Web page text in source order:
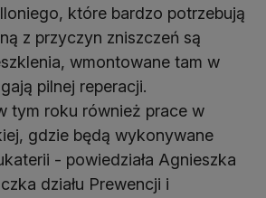
które bardzo potrzebują
z przyczyn zniszczeń są
wmontowane tam w
pilnej reperacji.
tym roku również prace w
gdzie będą wykonywane
- powiedziała Agnieszka
działu Prewencji i